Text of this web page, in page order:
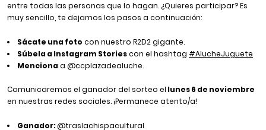
entre todas las personas que lo hagan. ¿Quieres participar? Es
muy sencillo, te dejamos los pasos a continuación:
Sácate una foto con nuestro R2D2 gigante.
Súbela a Instagram Storiescon el hashtag #AlucheJuguete
Mencionaa @ccplazadealuche.
Comunicaremos el ganador del sorteo el lunes 6 de noviembre
en nuestras redes sociales. ¡Permanece atento/a!
Ganador:@traslachispacultural